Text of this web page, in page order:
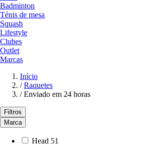
Badminton
Ténis de mesa
Squash
Lifestyle
Clubes
Outlet
Marcas
Início
/ Raquetes
/ Enviado em 24 horas
Filtros
Marca
Head 51